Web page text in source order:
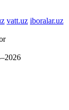
vatt.uz iboralar.uz